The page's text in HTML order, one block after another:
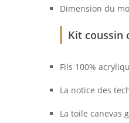
Dimension du
Kit coussin
Fils 100%
La notice des
La toile canevas